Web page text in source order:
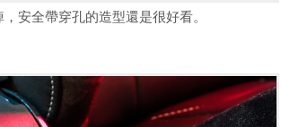
安全帶穿孔的造型還是很好看。